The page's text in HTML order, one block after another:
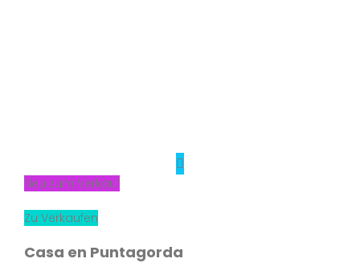
Neu zum Verkauf
Zu Verkaufen
Casa en Puntagorda